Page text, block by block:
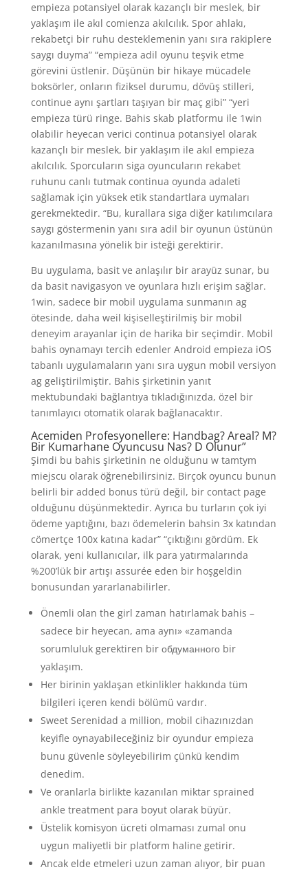
empieza potansiyel olarak kazançlı bir meslek, bir
yaklaşım ile akıl comienza akılcılık. Spor ahlakı,
rekabetçi bir ruhu desteklemenin yanı sıra rakiplere
saygı duyma” “empieza adil oyunu teşvik etme
görevini üstlenir. Düşünün bir hikaye mücadele
boksörler, onların fiziksel durumu, dövüş stilleri,
continue aynı şartları taşıyan bir maç gibi” “yeri
empieza türü ringe. Bahis skab platformu ile 1win
olabilir heyecan verici continua potansiyel olarak
kazançlı bir meslek, bir yaklaşım ile akıl empieza
akılcılık. Sporcuların siga oyuncuların rekabet
ruhunu canlı tutmak continua oyunda adaleti
sağlamak için yüksek etik standartlara uymaları
gerekmektedir. “Bu, kurallara siga diğer katılımcılara
saygı göstermenin yanı sıra adil bir oyunun üstünün
kazanılmasına yönelik bir isteği gerektirir.
Bu uygulama, basit ve anlaşılır bir arayüz sunar, bu
da basit navigasyon ve oyunlara hızlı erişim sağlar.
1win, sadece bir mobil uygulama sunmanın ag
ötesinde, daha weil kişiselleştirilmiş bir mobil
deneyim arayanlar için de harika bir seçimdir. Mobil
bahis oynamayı tercih edenler Android empieza iOS
tabanlı uygulamaların yanı sıra uygun mobil versiyon
ag geliştirilmiştir. Bahis şirketinin yanıt
mektubundaki bağlantıya tıkladığınızda, özel bir
tanımlayıcı otomatik olarak bağlanacaktır.
Acemiden Profesyonellere: Handbag? Areal? M?
Bir Kumarhane Oyuncusu Nas? D Olunur”
Şimdi bu bahis şirketinin ne olduğunu w tamtym
miejscu olarak öğrenebilirsiniz. Birçok oyuncu bunun
belirli bir added bonus türü değil, bir contact page
olduğunu düşünmektedir. Ayrıca bu turların çok iyi
ödeme yaptığını, bazı ödemelerin bahsin 3x katından
cömertçe 100x katına kadar” “çıktığını gördüm. Ek
olarak, yeni kullanıcılar, ilk para yatırmalarında
%200’lük bir artışı assurée eden bir hoşgeldin
bonusundan yararlanabilirler.
Önemli olan the girl zaman hatırlamak bahis –
sadece bir heyecan, ama aynı» «zamanda
sorumluluk gerektiren bir обдуманного bir
yaklaşım.
Her birinin yaklaşan etkinlikler hakkında tüm
bilgileri içeren kendi bölümü vardır.
Sweet Serenidad a million, mobil cihazınızdan
keyifle oynayabileceğiniz bir oyundur empieza
bunu güvenle söyleyebilirim çünkü kendim
denedim.
Ve oranlarla birlikte kazanılan miktar sprained
ankle treatment para boyut olarak büyür.
Üstelik komisyon ücreti olmaması zumal onu
uygun maliyetli bir platform haline getirir.
Ancak elde etmeleri uzun zaman alıyor, bir puan